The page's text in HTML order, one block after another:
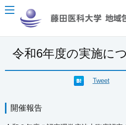
令和6年度の実施に
Tweet
開催報告